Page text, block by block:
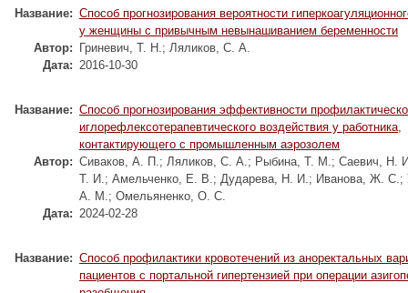
Название: Способ прогнозирования вероятности
у женщины с привычным невынашиванием беременности
Автор:
Гриневич, Т. Н.; Ляликов, С. А.
Дата: 2016-10-30
Название: Способ прогнозирования эффективности
иглорефлексотерапевтического воздействия у работника,
контактирующего с промышленным аэрозолем
Автор: Сиваков, А. П.; Ляликов, С. А.; Рыбина, Т. М.; Саевич, Н.
Т. И.; Амельченко, Е. В.; Дударева, Н. И.; Иванова, Ж. С.;
А. М.; Омельяненко, О. С.
Дата: 2024-02-28
Название: Способ профилактики кровотечений из аноректальных
пациентов с портальной гипертензией при операции